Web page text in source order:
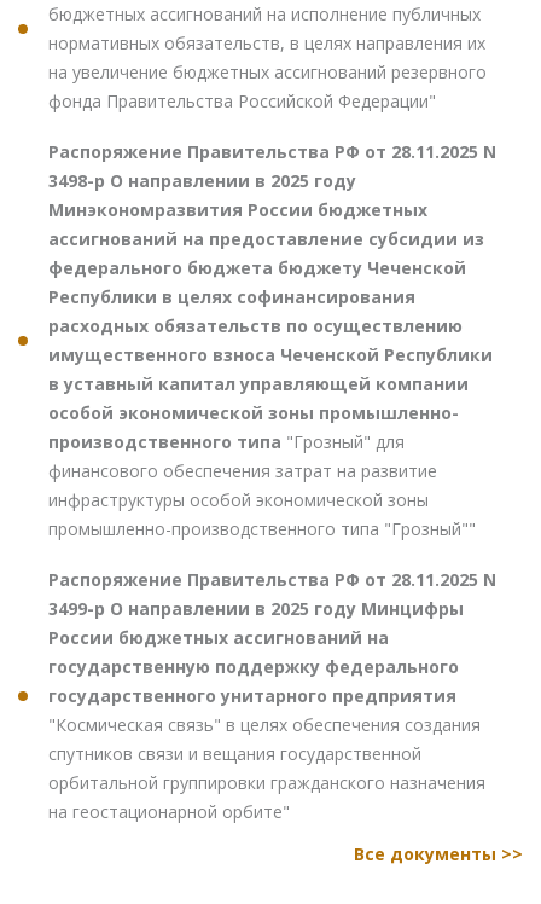
бюджетных ассигнований на исполнение публичных
нормативных обязательств, в целях направления их
на увеличение бюджетных ассигнований резервного
фонда Правительства Российской Федерации"
Распоряжение Правительства РФ от 28.11.2025 N
3498-р О направлении в 2025 году
Минэкономразвития России бюджетных
ассигнований на предоставление субсидии из
федерального бюджета бюджету Чеченской
Республики в целях софинансирования
расходных обязательств по осуществлению
имущественного взноса Чеченской Республики
в уставный капитал управляющей компании
особой экономической зоны промышленно-
производственного типа "Грозный" для
финансового обеспечения затрат на развитие
инфраструктуры особой экономической зоны
промышленно-производственного типа "Грозный""
Распоряжение Правительства РФ от 28.11.2025 N
3499-р О направлении в 2025 году Минцифры
России бюджетных ассигнований на
государственную поддержку федерального
государственного унитарного предприятия
"Космическая связь" в целях обеспечения создания
спутников связи и вещания государственной
орбитальной группировки гражданского назначения
на геостационарной орбите"
Все документы >>